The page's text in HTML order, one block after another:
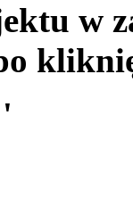
w
'